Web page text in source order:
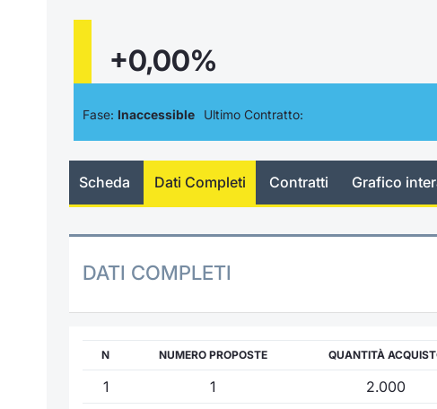
+0,00%
Fase: Inaccessible Ultimo Contratto:
Scheda Dati Completi Contratti Grafico
DATI COMPLETI
N NUMERO PROPOSTE QUANTITÀ
1 1 2.000